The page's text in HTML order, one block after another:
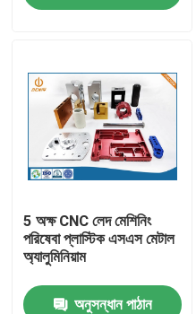
পণ্য
আমাদের সম্পর্কে
কারখানা ভ্রমণ
মান নিয়ন্ত্রণ
5 অক্ষ CNC লেদ মেশিনিং
পরিষেবা প্লাস্টিক এসএস মেটাল
অ্যালুমিনিয়াম
অনুসন্ধান পাঠান